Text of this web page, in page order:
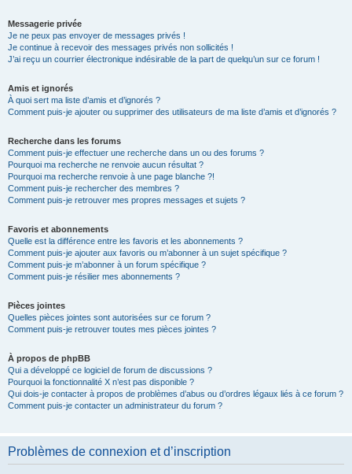
Messagerie privée
Je ne peux pas envoyer de messages privés !
Je continue à recevoir des messages privés non sollicités !
J’ai reçu un courrier électronique indésirable de la part de quelqu’un sur ce forum !
Amis et ignorés
À quoi sert ma liste d’amis et d’ignorés ?
Comment puis-je ajouter ou supprimer des utilisateurs de ma liste d’amis et d’ignorés ?
Recherche dans les forums
Comment puis-je effectuer une recherche dans un ou des forums ?
Pourquoi ma recherche ne renvoie aucun résultat ?
Pourquoi ma recherche renvoie à une page blanche ?!
Comment puis-je rechercher des membres ?
Comment puis-je retrouver mes propres messages et sujets ?
Favoris et abonnements
Quelle est la différence entre les favoris et les abonnements ?
Comment puis-je ajouter aux favoris ou m’abonner à un sujet spécifique ?
Comment puis-je m’abonner à un forum spécifique ?
Comment puis-je résilier mes abonnements ?
Pièces jointes
Quelles pièces jointes sont autorisées sur ce forum ?
Comment puis-je retrouver toutes mes pièces jointes ?
À propos de phpBB
Qui a développé ce logiciel de forum de discussions ?
Pourquoi la fonctionnalité X n’est pas disponible ?
Qui dois-je contacter à propos de problèmes d’abus ou d’ordres légaux liés à ce forum ?
Comment puis-je contacter un administrateur du forum ?
Problèmes de connexion et d’inscription